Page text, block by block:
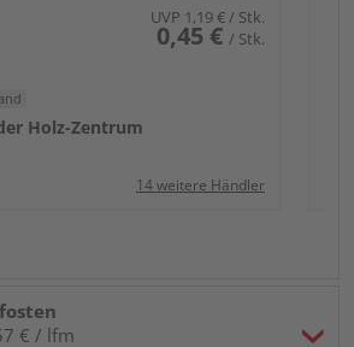
UVP 1,19 €/ Stk.
0,45 € / Stk.
Holz-Zentrum
14 weitere Händler
€ / lfm